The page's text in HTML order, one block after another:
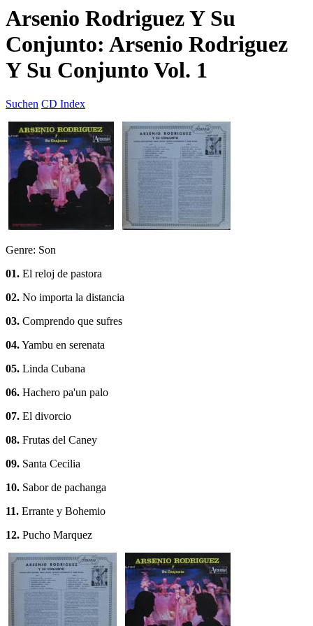
Arsenio Rodriguez Y Su
Conjunto: Arsenio Rodriguez
Y Su Conjunto Vol. 1
Suchen CD Index
Genre: Son
01. El reloj de pastora
02. No importa la distancia
03. Comprendo que sufres
04.Yambu en serenata
05. Linda Cubana
06. Hachero pa'un palo
07. El divorcio
08. Frutas del Caney
09. Santa Cecilia
10. Sabor de pachanga
11. Errante y Bohemio
12. Pucho Marquez